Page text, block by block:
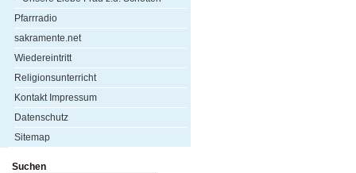
Pfarrradio
sakramente.net
Wiedereintritt
Religionsunterricht
Kontakt Impressum
Datenschutz
Sitemap
Suchen